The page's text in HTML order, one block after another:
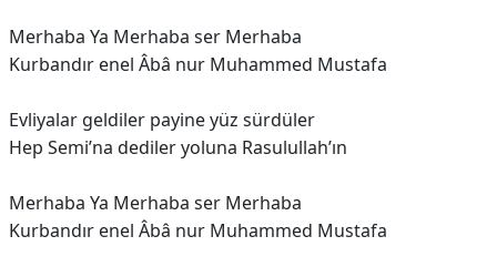
Merhaba Ya Merhaba ser Merhaba
Kurbandır enel Âbâ nur Muhammed Mustafa
Evliyalar geldiler payine yüz sürdüler
Hep Semi’na dediler yoluna Rasulullah’ın
Merhaba Ya Merhaba ser Merhaba
Kurbandır enel Âbâ nur Muhammed Mustafa